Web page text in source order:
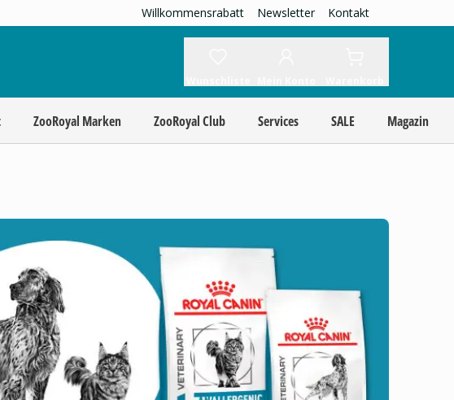
Willkommensrabatt Newsletter Kontakt
ZooRoyal Marken ZooRoyal Club Services SALE Magazin